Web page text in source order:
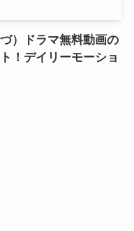
）ドラマ無料動画の
！デイリーモーショ